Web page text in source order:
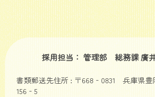
採用担当： 管理部 総務課 廣
書類郵送先住所 : 〒668‐0831 兵庫県豊
156‐5